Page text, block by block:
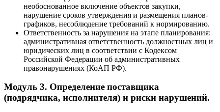
необоснованное включение объектов закупки,
нарушение сроков утверждения и размещения планов-
графиков, несоблюдение требований к нормированию.
Ответственность за нарушения на этапе планирования:
административная ответственность должностных лиц и
юридических лиц в соответствии с Кодексом
Российской Федерации об административных
правонарушениях (КоАП РФ).
Модуль 3. Определение поставщика
(подрядчика, исполнителя) и риски нарушений.